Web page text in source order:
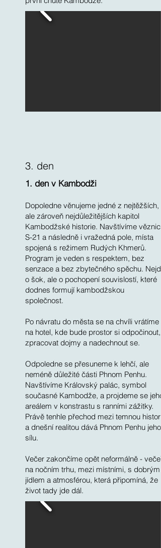
3. den
1. den v Kambodži
Dopoledne věnujeme jedné z nejtěžších,
ale zároveň nejdůležitějších kapitol
Kambodžské historie. Navštívíme věznici
S-21 a následně i vražedná pole, místa
spojená s režimem Rudých Khmerů.
Program je veden s respektem, bez
senzace a bez zbytečného spěchu. Nejde
o šok, ale o pochopení souvislostí, které
dodnes formují kambodžskou
společnost.
Po návratu do města se na chvíli vrátíme
na hotel, kde bude prostor si odpočinout,
zpracovat dojmy a nadechnout se.
Odpoledne se přesuneme k lehčí, ale
neméně důležité části Phnom Penhu.
Navštívíme Královský palác, symbol
současné Kambodže, a projdeme se jeho
areálem v konstrastu s ranními zážitky.
Právě tenhle přechod mezi temnou historií
a dnešní realitou dává Phnom Penhu jeho
sílu.
Večer zakončíme opět neformálně - večeří
na nočním trhu, mezi místními, s dobrým
jídlem a atmosférou, která připomíná, že
život tady jde dál.